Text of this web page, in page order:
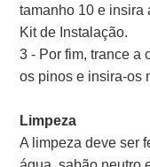
tamanho 10 e insira
Kit de Instalação.
3 - Por fim, trance a
os pinos e insira-os
Limpeza
A limpeza deve ser